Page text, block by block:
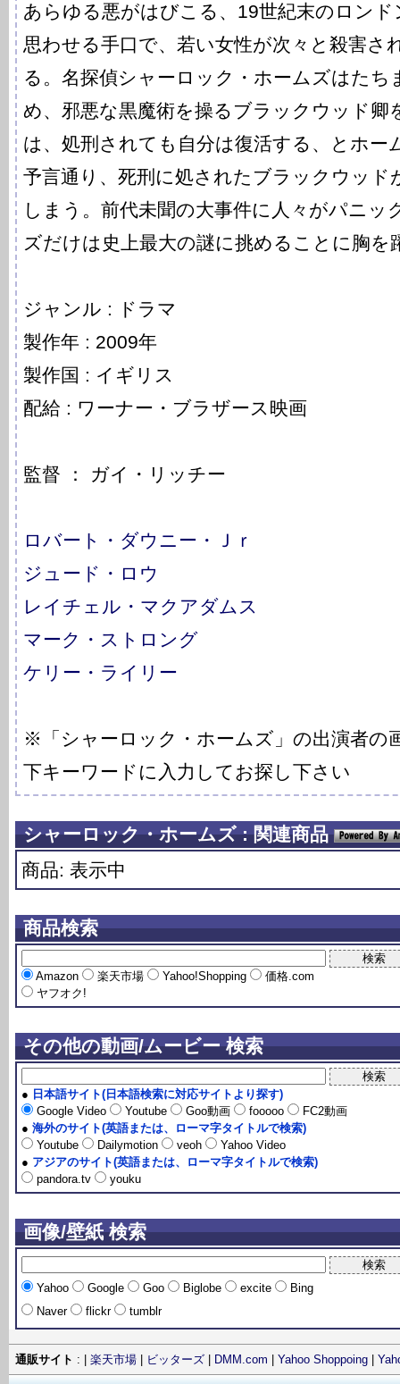
あらゆる悪がはびこる、19世紀末のロンド
思わせる手口で、若い女性が次々と殺害さ
る。名探偵シャーロック・ホームズはたち
め、邪悪な黒魔術を操るブラックウッド卿
は、処刑されても自分は復活する、とホー
予言通り、死刑に処されたブラックウッド
しまう。前代未聞の大事件に人々がパニッ
ズだけは史上最大の謎に挑めることに胸
ジャンル : ドラマ
製作年 : 2009年
製作国 : イギリス
配給 : ワーナー・ブラザース映画
監督 ： ガイ・リッチー
ロバート・ダウニー・Ｊｒ
ジュード・ロウ
レイチェル・マクアダムス
マーク・ストロング
ケリー・ライリー
※「シャーロック・ホームズ」の出演者の
下キーワードに入力してお探し下さい
シャーロック・ホームズ : 関連商品
商品: 表示中
商品検索
Amazon 楽天市場 Yahoo!Shopping
価格.com
ヤフオク!
その他の動画/ムービー 検索
● 日本語サイト(日本語検索に対応サイトより探す)
Google Video
Youtube Goo動画 fooooo
FC2動画
● 海外のサイト(英語または、ローマ字タイトルで検索)
Youtube
Dailymotion veoh
Yahoo Video
● アジアのサイト(英語または、ローマ字タイトルで検索)
pandora.tv
youku
画像/壁紙 検索
Yahoo Google Goo Biglobe excite
Bing
Naver
flickr tumblr
通販サイト : | 楽天市場 ビッターズ DMM.com Yahoo Shoppoing